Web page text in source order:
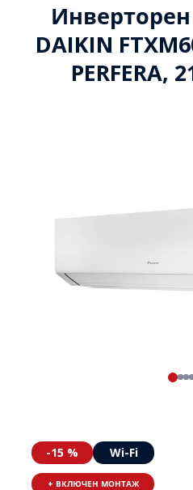
DAIKIN
PERFERA,
-15 % Wi-Fi
+ ВКЛЮЧЕН МОНТАЖ